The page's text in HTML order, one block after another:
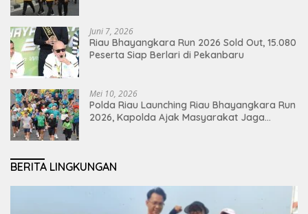
Juni 7, 2026
Riau Bhayangkara Run 2026 Sold Out, 15.080
Peserta Siap Berlari di Pekanbaru
Mei 10, 2026
Polda Riau Launching Riau Bhayangkara Run
2026, Kapolda Ajak Masyarakat Jaga
BERITA LINGKUNGAN